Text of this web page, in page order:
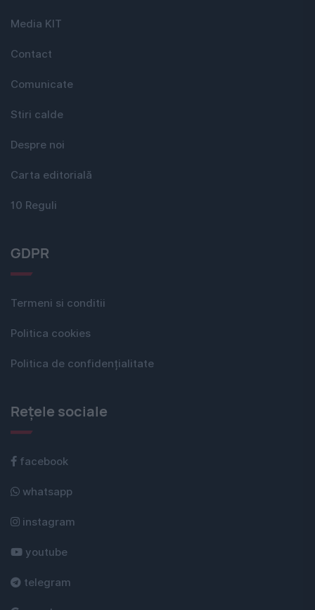
Media KIT
Contact
Comunicate
Stiri calde
Despre noi
Carta editorială
10 Reguli
GDPR
Termeni si conditii
Politica cookies
Politica de confidențialitate
Rețele sociale
facebook
whatsapp
instagram
youtube
telegram